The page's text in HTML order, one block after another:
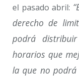
el pasado abril:
derecho de
podrá
horarios que
la que no